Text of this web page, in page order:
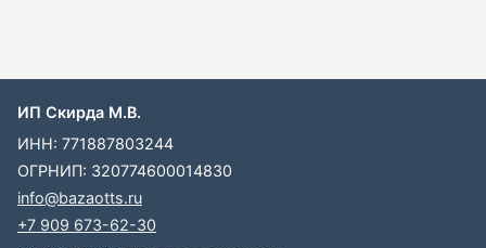
ИП Скирда М.В.
ИНН: 771887803244
ОГРНИП: 320774600014830
info@bazaotts.ru
+7 909 673-62-30